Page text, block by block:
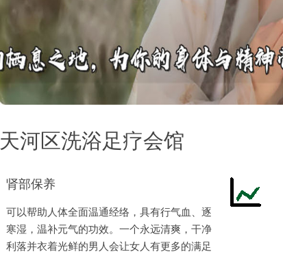
天河区洗浴足疗会馆
肾部保养
可以帮助人体全面温通经络，具有行气血、逐
寒湿，温补元气的功效。一个永远清爽，干净
利落并衣着光鲜的男人会让女人有更多的满足